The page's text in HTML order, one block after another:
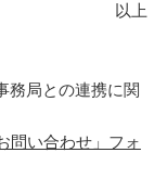
以上
務局との連携に関
問い合わせ」フォ